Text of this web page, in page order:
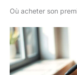
Où acheter son